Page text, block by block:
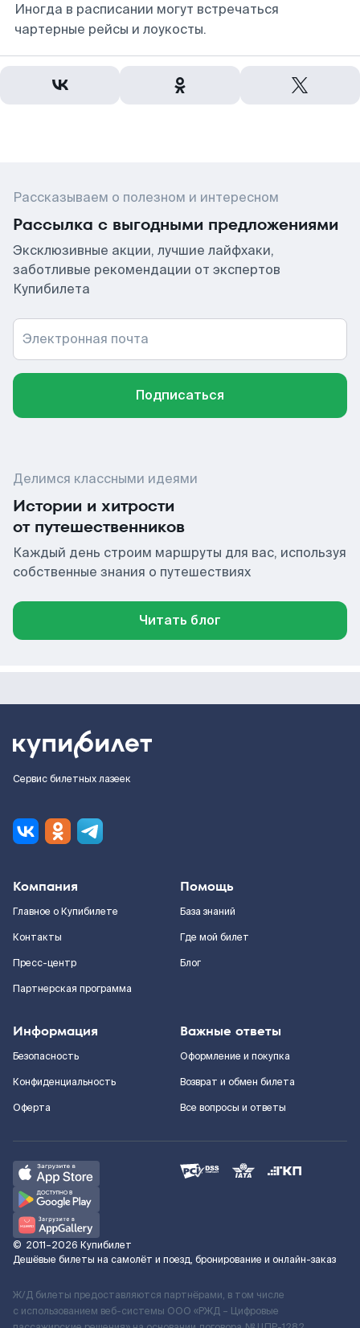
Иногда в расписании могут встречаться
чартерные рейсы и лоукосты.
Рассказываем о полезном и интересном
Рассылка с выгодными предложениями
Эксклюзивные акции, лучшие лайфхаки,
заботливые рекомендации от экспертов
Купибилета
Электронная почта
Подписаться
Делимся классными идеями
Истории и хитрости
от путешественников
Каждый день строим маршруты для вас, используя
собственные знания о путешествиях
Читать блог
Сервис билетных лазеек
Компания
Главное о Купибилете
Контакты
Пресс-центр
Партнерская программа
Помощь
База знаний
Где мой билет
Блог
Информация
Безопасность
Конфиденциальность
Оферта
Важные ответы
Оформление и покупка
Возврат и обмен билета
Все вопросы и ответы
© 2011–2026 Купибилет
Дешёвые билеты на самолёт и поезд, бронирование и онлайн-заказ
Ж/Д билеты предоставляются партнёрами, в том числе
с использованием веб-системы ООО «РЖД – Цифровые